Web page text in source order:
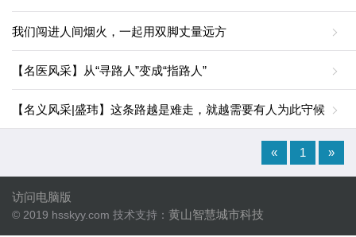
我们闯进人间烟火，一起用双脚丈量远方
【名医风采】从“寻路人”变成“指路人”
【名义风采|盛玮】这条路越是难走，就越需要有人为此守候
« 1 »
访问电脑版
© 2019 hsskyy.com 技术支持： 黄山智慧城市科技